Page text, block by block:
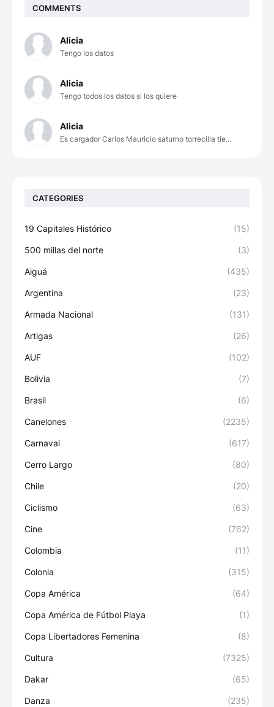
COMMENTS
Alicia
Tengo los datos
Alicia
Tengo todos los datos si los quiere
Alicia
Es cargador Carlos Mauricio saturno torrecilla tie...
CATEGORIES
19 Capitales Histórico (15)
500 millas del norte (3)
Aiguá (435)
Argentina (23)
Armada Nacional (131)
Artigas (26)
AUF (102)
Bolivia (7)
Brasil (6)
Canelones (2235)
Carnaval (617)
Cerro Largo (80)
Chile (20)
Ciclismo (63)
Cine (762)
Colombia (11)
Colonia (315)
Copa América (64)
Copa América de Fútbol Playa (1)
Copa Libertadores Femenina (8)
Cultura (7325)
Dakar (65)
Danza (235)